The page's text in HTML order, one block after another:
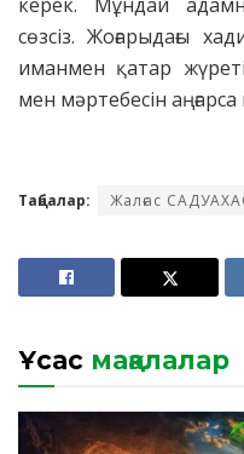
сөзсіз. Жоғарыдағы
иманмен қатар
мен мәртебесін аңғарса
Таңбалар: Жалғас
Ұқсас мақалалар